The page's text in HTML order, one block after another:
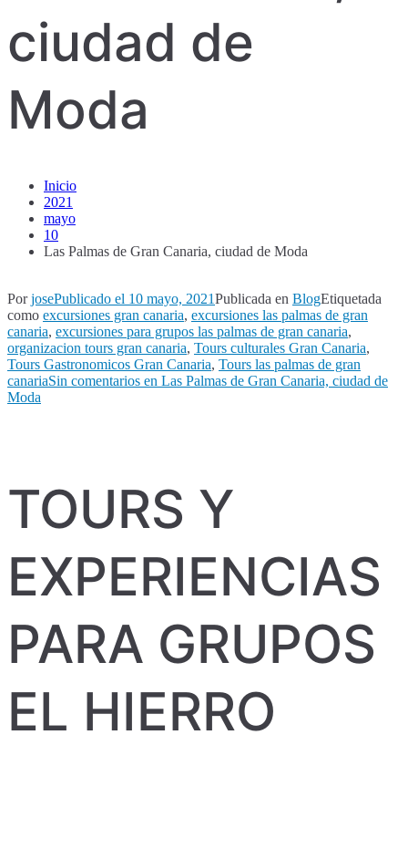
ciudad de
Moda
Inicio
2021
mayo
10
Las Palmas de Gran Canaria, ciudad de Moda
PorjosePublicado el 10 mayo, 2021Publicada en BlogEtiquetada
como excursiones gran canaria, excursiones las palmas de gran
canaria, excursiones para grupos las palmas de gran canaria,
organizacion tours gran canaria, Tours culturales Gran Canaria,
Tours Gastronomicos Gran Canaria, Tours las palmas de gran
canariaSin comentarios en Las Palmas de Gran Canaria, ciudad de
Moda
TOURS Y
EXPERIENCIAS
PARA GRUPOS
EL HIERRO